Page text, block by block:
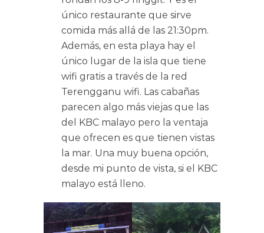
único restaurante que sirve
comida más allá de las 21:30pm.
Además, en esta playa hay el
único lugar de la isla que tiene
wifi gratis a través de la red
Terengganu wifi. Las cabañas
parecen algo más viejas que las
del KBC malayo pero la ventaja
que ofrecen es que tienen vistas
la mar. Una muy buena opción,
desde mi punto de vista, si el KBC
malayo está lleno.